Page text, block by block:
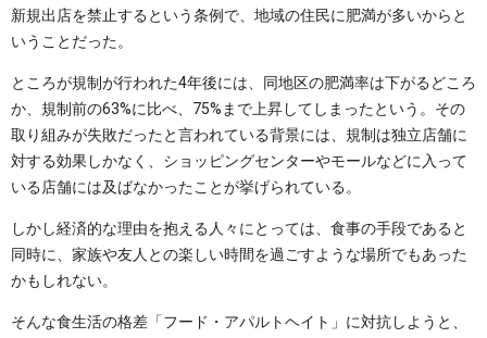
新規出店を禁止するという条例で、地域の住民に肥満が多いからと
いうことだった。
ところが規制が行われた4年後には、同地区の肥満率は下がるどころ
か、規制前の63%に比べ、75%まで上昇してしまったという。その
取り組みが失敗だったと言われている背景には、規制は独立店舗に
対する効果しかなく、ショッピングセンターやモールなどに入って
いる店舗には及ばなかったことが挙げられている。
しかし経済的な理由を抱える人々にとっては、食事の手段であると
同時に、家族や友人との楽しい時間を過ごすような場所でもあった
かもしれない。
そんな食生活の格差「フード・アパルトヘイト」に対抗しようと、